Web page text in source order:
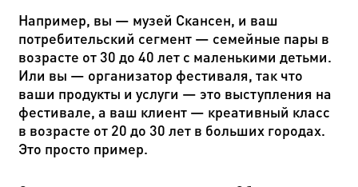
Например, вы — музей Скансен, и ваш
потребительский сегмент — семейные пары в
возрасте от 30 до 40 лет с маленькими детьми.
Или вы — организатор фестиваля, так что
ваши продукты и услуги — это выступления на
фестивале, а ваш клиент — креативный класс
в возрасте от 20 до 30 лет в больших городах.
Это просто пример.